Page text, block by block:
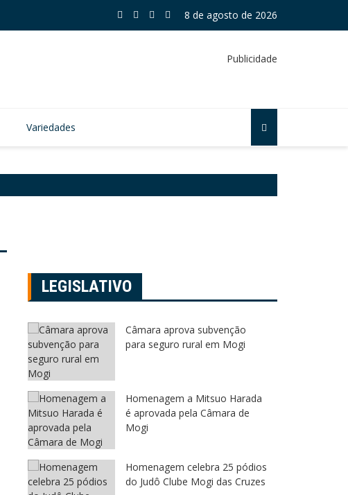
Câmara aprova subvenção para seguro rural em Mogi
8 de agosto de 2026
Publicidade
Variedades
LEGISLATIVO
Câmara aprova subvenção
para seguro rural em Mogi
Homenagem a Mitsuo Harada
é aprovada pela Câmara de
Mogi
Homenagem celebra 25 pódios
do Judô Clube Mogi das Cruzes